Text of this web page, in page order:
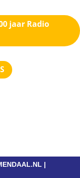
jaar Radio
|